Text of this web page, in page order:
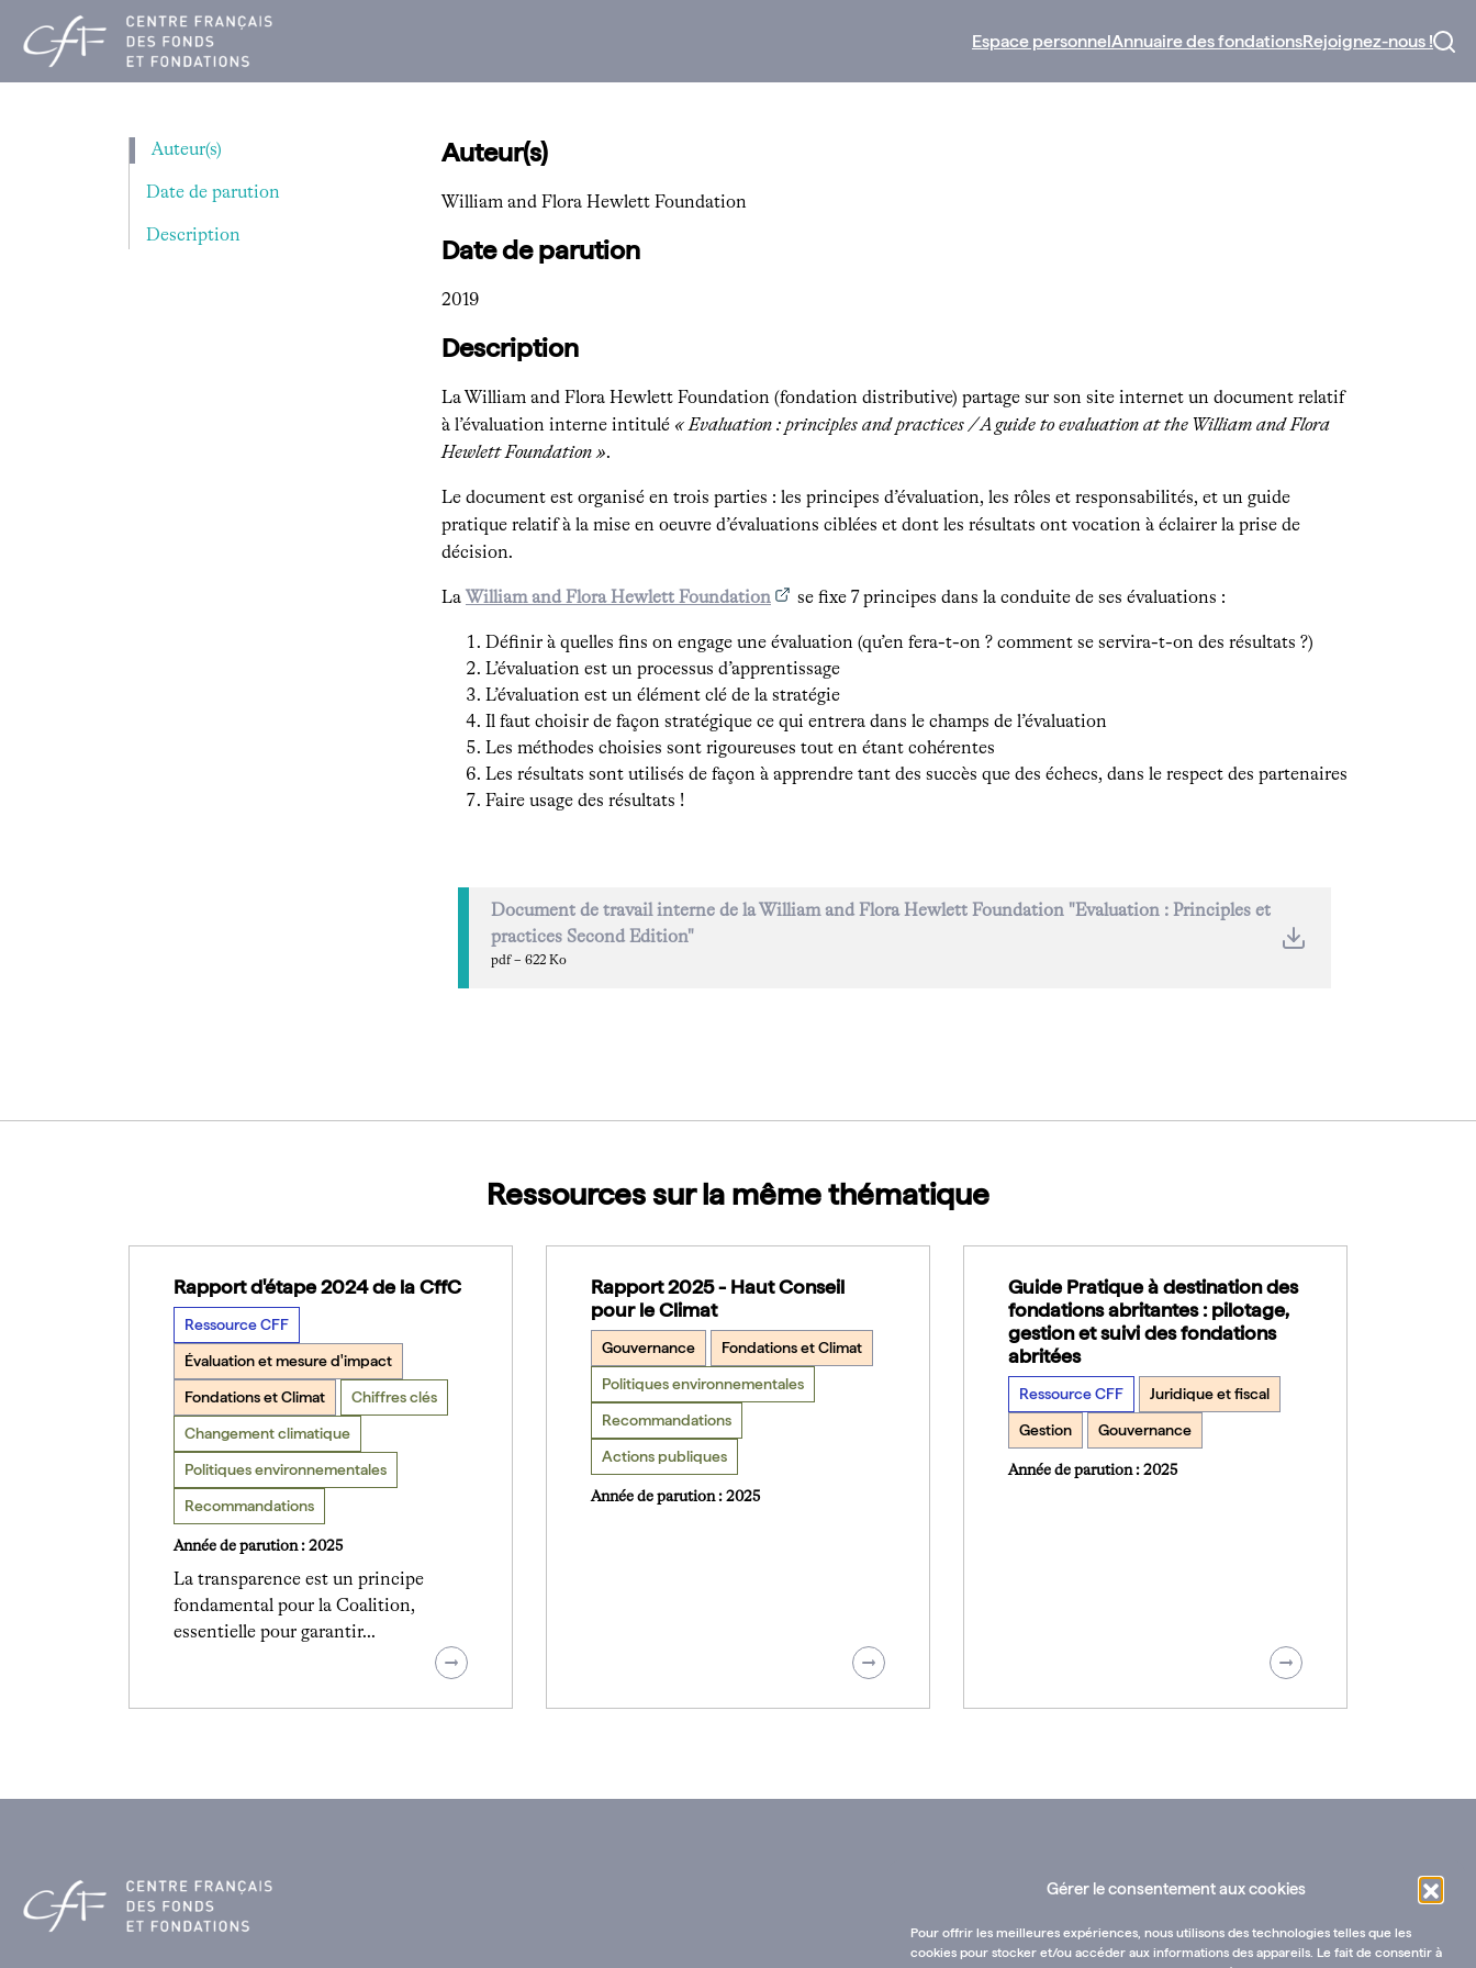
Gérer le consentement aux cookies
Pour offrir les meilleures expériences, nous utilisons des technologies telles que les
cookies pour stocker et/ou accéder aux informations des appareils. Le fait de consentir à
contenu
Espace personnelAnnuaire des fondationsRejoignez-nous !
Auteur(s)
Date de parution
Description
Auteur(s)
William and Flora Hewlett Foundation
Date de parution
2019
Description
La William and Flora Hewlett Foundation (fondation distributive) partage sur son site internet un document relatif
à l’évaluation interne intitulé « Evaluation : principles and practices / A guide to evaluation at the William and Flora
Hewlett Foundation ».
Le document est organisé en trois parties : les principes d’évaluation, les rôles et responsabilités, et un guide
pratique relatif à la mise en oeuvre d’évaluations ciblées et dont les résultats ont vocation à éclairer la prise de
décision.
La William and Flora Hewlett Foundation se fixe 7 principes dans la conduite de ses évaluations :
Définir à quelles fins on engage une évaluation (qu’en fera-t-on ? comment se servira-t-on des résultats ?)
L’évaluation est un processus d’apprentissage
L’évaluation est un élément clé de la stratégie
Il faut choisir de façon stratégique ce qui entrera dans le champs de l’évaluation
Les méthodes choisies sont rigoureuses tout en étant cohérentes
Les résultats sont utilisés de façon à apprendre tant des succès que des échecs, dans le respect des partenaires
Faire usage des résultats !
Document de travail interne de la William and Flora Hewlett Foundation "Evaluation : Principles et
practices Second Edition"
pdf – 622 Ko
Ressources sur la même thématique
Rapport d'étape 2024 de la CffC
Ressource CFF
Évaluation et mesure d'impact
Fondations et Climat Chiffres clés
Changement climatique
Politiques environnementales
Recommandations
Année de parution : 2025
La transparence est un principe
fondamental pour la Coalition,
essentielle pour garantir…
Rapport 2025 - Haut Conseil
pour le Climat
Gouvernance Fondations et Climat
Politiques environnementales
Recommandations
Actions publiques
Année de parution : 2025
Guide Pratique à destination des
fondations abritantes : pilotage,
gestion et suivi des fondations
abritées
Ressource CFF Juridique et fiscal
Gestion Gouvernance
Année de parution : 2025